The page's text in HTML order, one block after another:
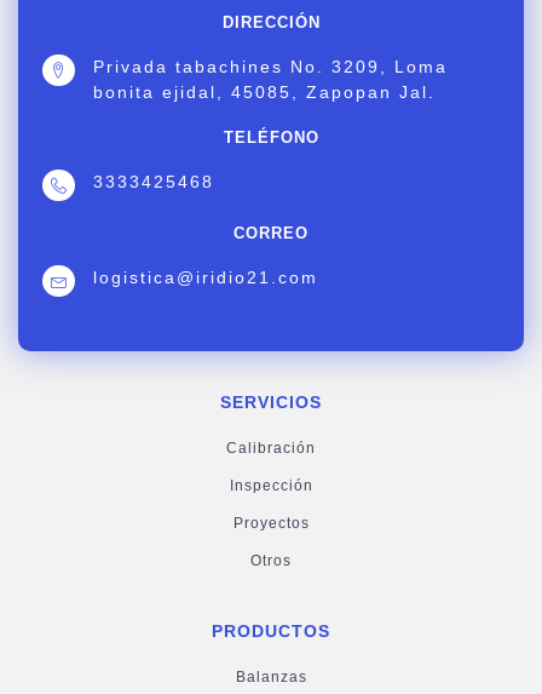
DIRECCIÓN
Privada tabachines No. 3209, Loma
bonita ejidal, 45085, Zapopan Jal.
TELÉFONO
3333425468
CORREO
logistica@iridio21.com
SERVICIOS
Calibración
Inspección
Proyectos
Otros
PRODUCTOS
Balanzas